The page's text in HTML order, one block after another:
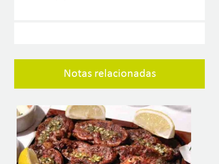
Notas relacionadas